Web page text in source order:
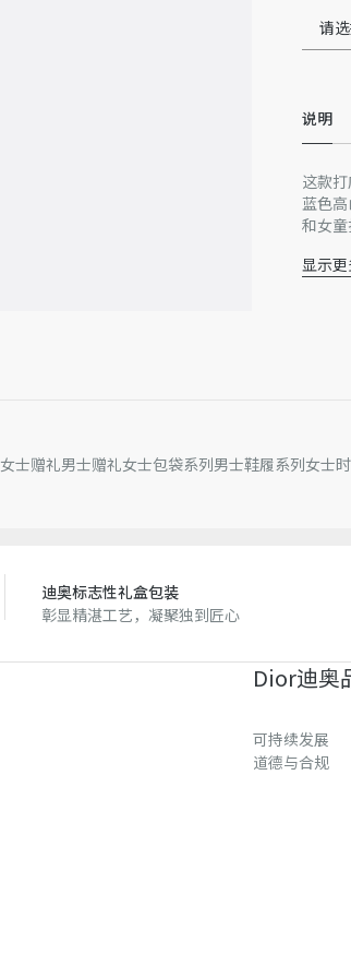
请
说明
这款
蓝色
和女童
左
显示
女士赠礼男士赠礼女士包袋系列男士鞋履系列女士
迪奥标志性礼盒包装
彰显精湛工艺，凝聚独到匠心
Dior迪奥
可持续发展
道德与合规